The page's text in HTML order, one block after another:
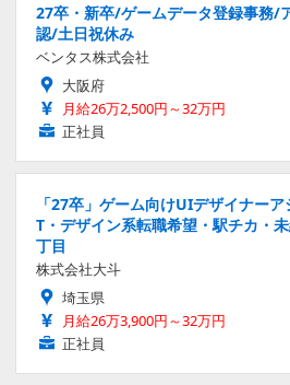
27卒・新卒/ゲームデータ登録事務/
認/土日祝休み
ベンタス株式会社
大阪府
月給26万2,500円～32万円
正社員
「27卒」ゲーム向けUIデザイナー
T・デザイン系転職希望・駅チカ・
丁目
株式会社大斗
埼玉県
月給26万3,900円～32万円
正社員